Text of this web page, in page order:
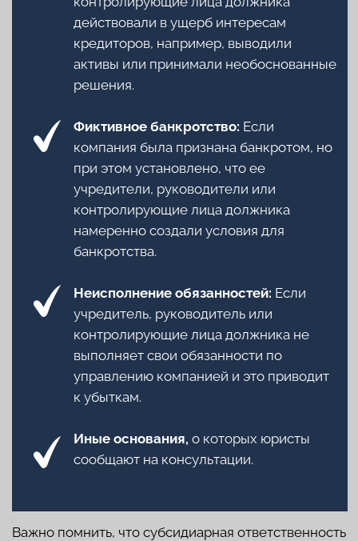
адрес: г. Омск, ул. Декабристов, 45, офис 402б;
телефон:34-61-34;+7 (995) 127-83-12
ОБЩЕСТВО С ОГРАНИЧЕННОЙ ОТВЕТСТВЕННОСТЬЮ
Фото: предоставлены участником проекта
Дизайн: Анна Ольшанская, Анна Ибрагимова
28.11.2024